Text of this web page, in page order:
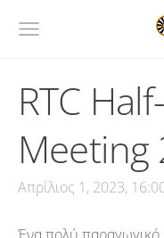
RTC
Meeting
Απρίλιος 1, 2023,